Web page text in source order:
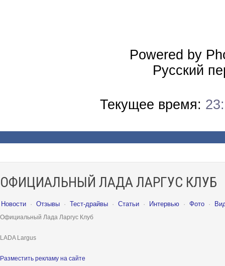
Powered by
Русский
Текущее время:
ОФИЦИАЛЬНЫЙ ЛАДА ЛАРГУС КЛУБ
Новости · Отзывы · Тест-драйвы · Статьи · Интервью · Фото ·
Официальный Лада Ларгус Клуб
LADA Largus
Разместить рекламу на сайте